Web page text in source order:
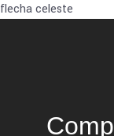
flecha celeste